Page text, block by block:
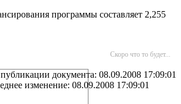
программы составляет 2,255
Скоро что то будет...
документа: 08.09.2008 17:09:01
изменение: 08.09.2008 17:09:01